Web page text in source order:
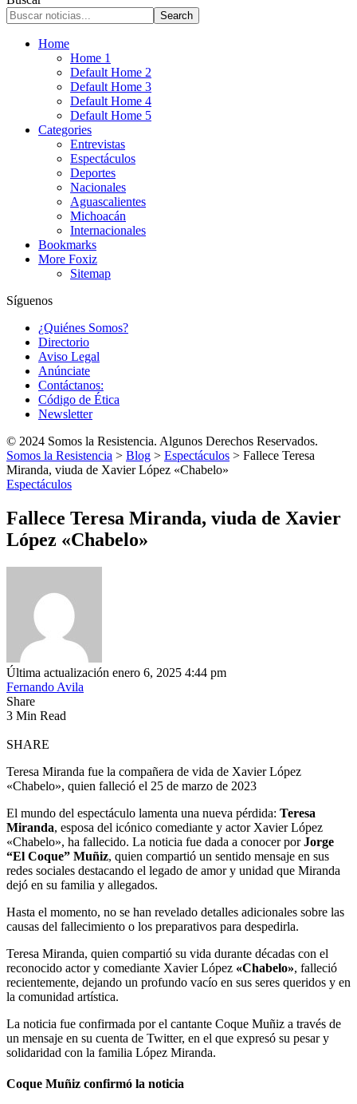
Home
Home 1
Default Home 2
Default Home 3
Default Home 4
Default Home 5
Categories
Entrevistas
Espectáculos
Deportes
Nacionales
Aguascalientes
Michoacán
Internacionales
Bookmarks
More Foxiz
Sitemap
Síguenos
¿Quiénes Somos?
Directorio
Aviso Legal
Anúnciate
Contáctanos:
Código de Ética
Newsletter
© 2024 Somos la Resistencia. Algunos Derechos Reservados.
Somos la Resistencia > Blog > Espectáculos > Fallece Teresa
Miranda, viuda de Xavier López «Chabelo»
Espectáculos
Fallece Teresa Miranda, viuda de Xavier
López «Chabelo»
Última actualización enero 6, 2025 4:44 pm
Fernando Avila
Share
3 Min Read
SHARE
Teresa Miranda fue la compañera de vida de Xavier López
«Chabelo», quien falleció el 25 de marzo de 2023
El mundo del espectáculo lamenta una nueva pérdida: Teresa
Miranda, esposa del icónico comediante y actor Xavier López
«Chabelo», ha fallecido. La noticia fue dada a conocer porJorge
“El Coque” Muñiz, quien compartió un sentido mensaje en sus
redes sociales destacando el legado de amor y unidad que Miranda
dejó en su familia y allegados.
Hasta el momento, no se han revelado detalles adicionales sobre las
causas del fallecimiento o los preparativos para despedirla.
Teresa Miranda, quien compartió su vida durante décadas con el
reconocido actor y comediante Xavier López «Chabelo», falleció
recientemente, dejando un profundo vacío en sus seres queridos y en
la comunidad artística.
La noticia fue confirmada por el cantante Coque Muñiz a través de
un mensaje en su cuenta de Twitter, en el que expresó su pesar y
solidaridad con la familia López Miranda.
Coque Muñiz confirmó la noticia